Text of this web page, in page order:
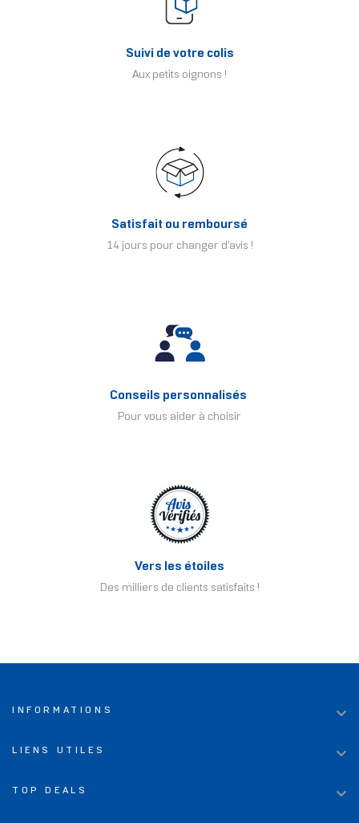
Suivi de votre colis
Aux petits oignons !
Satisfait ou remboursé
14 jours pour changer d'avis !
Conseils personnalisés
Pour vous aider à choisir
Vers les étoiles
Des milliers de clients satisfaits !
INFORMATIONS 
LIENS UTILES 
TOP DEALS 